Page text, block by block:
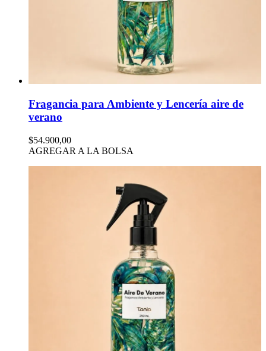
Fragancia para Ambiente y Lencería aire de
verano
$54.900,00
AGREGAR A LA BOLSA